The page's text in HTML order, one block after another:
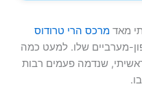
מאדמרכס הרי טרודוס
מערביים שלו. למעט כמה
שנדמה פעמים רבות